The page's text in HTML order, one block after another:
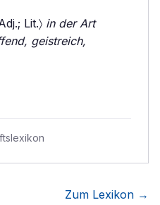
Lit.〉 in der Art
geistreich,
Zum Lexikon →